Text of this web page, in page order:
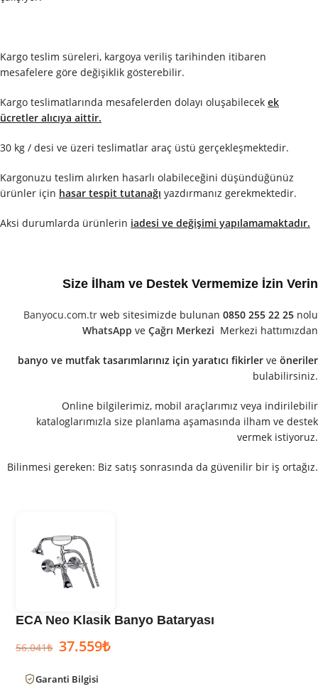
Kargo teslim süreleri, kargoya veriliş tarihinden itibaren
mesafelere göre değişiklik gösterebilir.
Kargo teslimatlarında mesafelerden dolayı oluşabilecek ek
ücretler alıcıya aittir.
30 kg / desi ve üzeri teslimatlar araç üstü gerçekleşmektedir.
Kargonuzu teslim alırken hasarlı olabileceğini düşündüğünüz
ürünler için hasar tespit tutanağı yazdırmanız gerekmektedir.
Aksi durumlarda ürünlerin iadesi ve değişimi yapılamamaktadır.
Size İlham ve Destek Vermemize İzin Verin
Banyocu.com.tr web sitesimizde bulunan 0850 255 22 25 nolu
WhatsApp ve Çağrı Merkezi Merkezi hattımızdan
banyo ve mutfak tasarımlarınız için yaratıcı fikirler ve öneriler
bulabilirsiniz.
Online bilgilerimiz, mobil araçlarımız veya indirilebilir
kataloglarımızla size planlama aşamasında ilham ve destek
vermek istiyoruz.
Bilinmesi gereken: Biz satış sonrasında da güvenilir bir iş ortağız.
ECA Neo Klasik Banyo Bataryası
56.041₺ 37.559₺
Garanti Bilgisi